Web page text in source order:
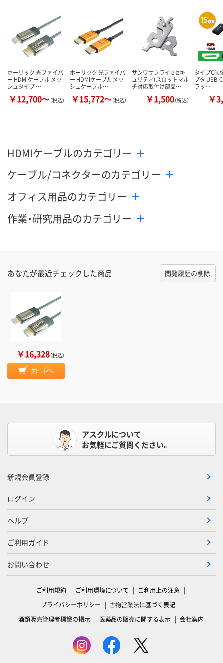
カゴへ カ
ホーリック 光ファイバ
ー HDMIケーブル メッ
シュタイプ …
￥12,700～（税込）
ホーリック 光ファイバ
ー HDMIケーブル メッ
シュケーブル…
￥15,772～（税込）
サンワサプライ eセキ
ュリティ(スロットマル
チ対応取付け部品…
￥1,500（税込）
タイプC映
プタ USB-
ラッ…
￥
HDMIケーブルのカテゴリー
ケーブル/コネクターのカテゴリー
オフィス用品のカテゴリー
作業・研究用品のカテゴリー
あなたが最近チェックした商品 閲覧履歴の削除
￥16,328（税込）
カゴへ
アスクルについて
お気軽にご質問ください。
新規会員登録
ログイン
ヘルプ
ご利用ガイド
お問い合わせ
ご利用規約 ご利用環境について
ご利用上の注意
プライバシーポリシー
古物営業法に基づく表記
酒類販売管理者標識の掲示
医薬品の販売に関する表示 会社案内